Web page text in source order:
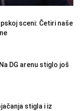
sceni: Četiri naše
DG arenu stiglo još
stigla i iz